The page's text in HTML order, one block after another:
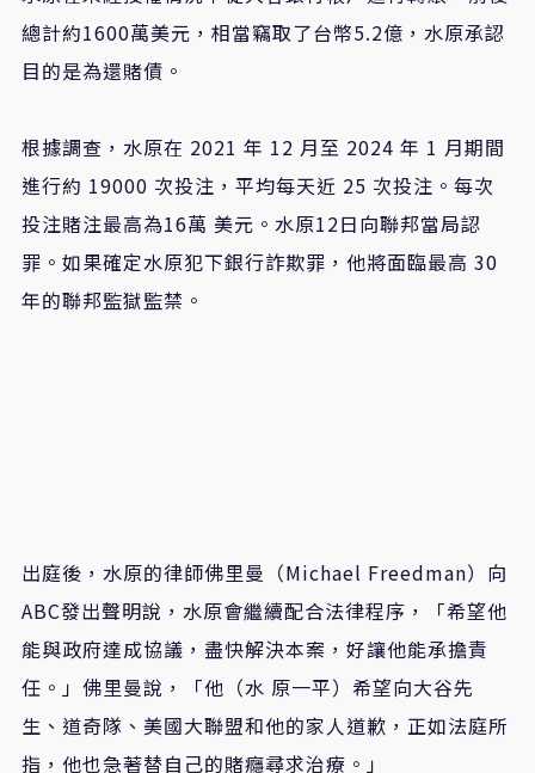
總計約1600萬美元，相當竊取了台幣5.2億，水原承認
目的是為還賭債。
根據調查，水原在 2021 年 12 月至 2024 年 1 月期間
進行約 19000 次投注，平均每天近 25 次投注。每次
投注賭注最高為16萬 美元。水原12日向聯邦當局認
罪。如果確定水原犯下銀行詐欺罪，他將面臨最高 30
年的聯邦監獄監禁。
出庭後，水原的律師佛里曼（Michael Freedman）向
ABC發出聲明說，水原會繼續配合法律程序，「希望他
能與政府達成協議，盡快解決本案，好讓他能承擔責
任。」佛里曼說，「他（水 原一平）希望向大谷先
生、道奇隊、美國大聯盟和他的家人道歉，正如法庭所
指，他也急著替自己的賭癮尋求治療。」